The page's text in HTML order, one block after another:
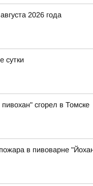
2026 года
сутки
сгорел в Томске
в пивоварне